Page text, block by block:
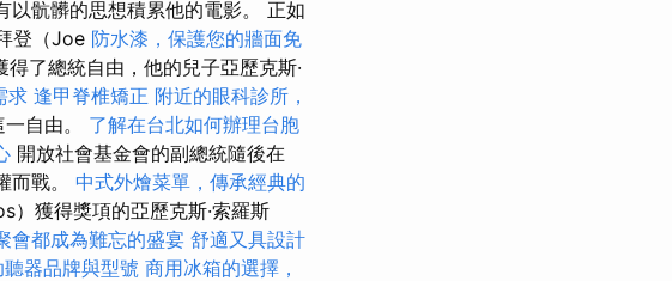
骯髒的思想積累他的電影。 正如
登（Joe 防水漆，保護您的牆面免
得了總統自由，他的兒子亞歷克斯·
求 逢甲脊椎矯正 附近的眼科診所，
自由。 了解在台北如何辦理台胞
開放社會基金會的副總統隨後在
而戰。 中式外燴菜單，傳承經典的
）獲得獎項的亞歷克斯·索羅斯
會都成為難忘的盛宴 舒適又具設計
器品牌與型號 商用冰箱的選擇，